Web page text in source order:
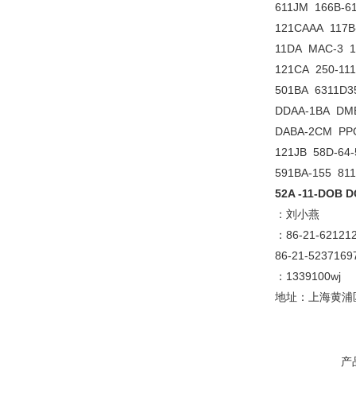
611JM 166B-
121CAAA
11DA MAC-3
121CA 250-
501BA
DDAA-1BA
DABA-2CM
121JB 58D-
591BA-155
52A -11-DOB
：刘小燕
：86-21-
86-21-
：1339100wj
地址：上海黄
产